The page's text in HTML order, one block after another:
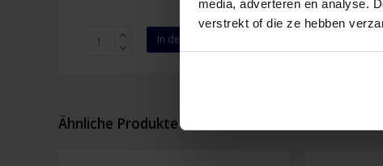
media, adverteren en analyse.
verstrekt of die ze hebben
Salvequick
Nachfüllung
In den Warenkorb
Ähnliche Produkte